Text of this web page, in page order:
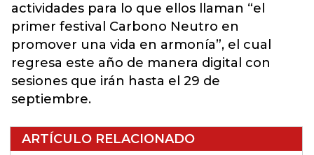
actividades para lo que ellos llaman “el
primer festival Carbono Neutro en
promover una vida en armonía”, el cual
regresa este año de manera digital con
sesiones que irán hasta el 29 de
septiembre.
ARTÍCULO RELACIONADO